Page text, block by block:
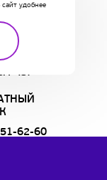
С НАМИ
чат
62-60
удобнее